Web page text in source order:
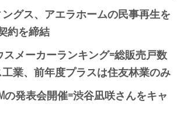
グス、アエラホームの民事再生を
約を締結
メーカーランキング=総販売戸数
業、前年度プラスは住友林業のみ
の発表会開催=渋谷凪咲さんをキャ